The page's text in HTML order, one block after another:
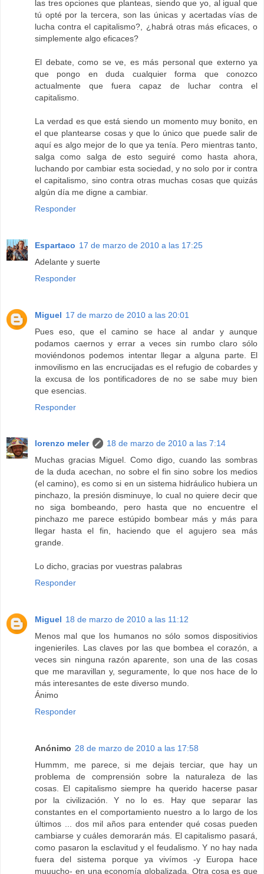
las tres opciones que planteas, siendo que yo, al igual que
tú opté por la tercera, son las únicas y acertadas vías de
lucha contra el capitalismo?, ¿habrá otras más eficaces, o
simplemente algo eficaces?
El debate, como se ve, es más personal que externo ya
que pongo en duda cualquier forma que conozco
actualmente que fuera capaz de luchar contra el
capitalismo.
La verdad es que está siendo un momento muy bonito, en
el que plantearse cosas y que lo único que puede salir de
aquí es algo mejor de lo que ya tenía. Pero mientras tanto,
salga como salga de esto seguiré como hasta ahora,
luchando por cambiar esta sociedad, y no solo por ir contra
el capitalismo, sino contra otras muchas cosas que quizás
algún día me digne a cambiar.
Responder
Espartaco 17 de marzo de 2010 a las 17:25
Adelante y suerte
Responder
Miguel 17 de marzo de 2010 a las 20:01
Pues eso, que el camino se hace al andar y aunque
podamos caernos y errar a veces sin rumbo claro sólo
moviéndonos podemos intentar llegar a alguna parte. El
inmovilismo en las encrucijadas es el refugio de cobardes y
la excusa de los pontificadores de no se sabe muy bien
que esencias.
Responder
lorenzo meler
18 de marzo de 2010 a las 7:14
Muchas gracias Miguel. Como digo, cuando las sombras
de la duda acechan, no sobre el fin sino sobre los medios
(el camino), es como si en un sistema hidráulico hubiera un
pinchazo, la presión disminuye, lo cual no quiere decir que
no siga bombeando, pero hasta que no encuentre el
pinchazo me parece estúpido bombear más y más para
llegar hasta el fin, haciendo que el agujero sea más
grande.
Lo dicho, gracias por vuestras palabras
Responder
Miguel 18 de marzo de 2010 a las 11:12
Menos mal que los humanos no sólo somos dispositivios
ingenieriles. Las claves por las que bombea el corazón, a
veces sin ninguna razón aparente, son una de las cosas
que me maravillan y, seguramente, lo que nos hace de lo
más interesantes de este diverso mundo.
Ánimo
Responder
Anónimo 28 de marzo de 2010 a las 17:58
Hummm, me parece, si me dejais terciar, que hay un
problema de comprensión sobre la naturaleza de las
cosas. El capitalismo siempre ha querido hacerse pasar
por la civilización. Y no lo es. Hay que separar las
constantes en el comportamiento nuestro a lo largo de los
últimos ... dos mil años para entender qué cosas pueden
cambiarse y cuáles demorarán más. El capitalismo pasará,
como pasaron la esclavitud y el feudalismo. Y no hay nada
fuera del sistema porque ya vivímos -y Europa hace
muuucho- en una economía globalizada. Otra cosa es que